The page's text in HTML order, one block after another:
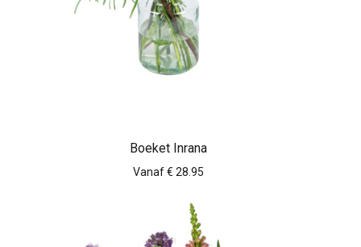
Boeket Inrana
Vanaf € 28.95